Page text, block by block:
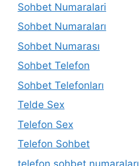
Sohbet Numaralari
Sohbet Numaraları
Sohbet Numarası
Sohbet Telefon
Sohbet Telefonları
Telde Sex
Telefon Sex
Telefon Sohbet
telefon sohbet numaraları